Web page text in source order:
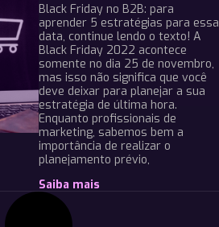
Black Friday no B2B: para
aprender 5 estratégias para essa
data, continue lendo o texto! A
Black Friday 2022 acontece
somente no dia 25 de novembro,
mas isso não significa que você
deve deixar para planejar a sua
estratégia de última hora.
Enquanto profissionais de
marketing, sabemos bem a
importância de realizar o
planejamento prévio,
Saiba mais